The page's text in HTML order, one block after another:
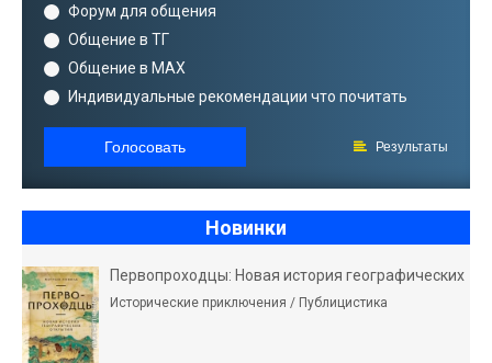
Форум для общения
Общение в ТГ
Общение в MAX
Индивидуальные рекомендации что почитать
Голосовать Результаты
Новинки
Первопроходцы: Новая история географических
Исторические приключения / Публицистика